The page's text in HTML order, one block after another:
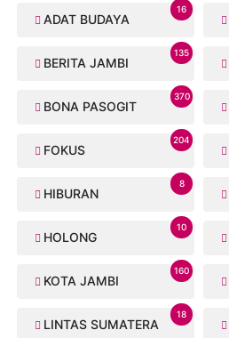
ADAT BUDAYA
16
BERITA JAMBI
135
BONA PASOGIT
370
FOKUS
204
HIBURAN
8
HOLONG
10
KOTA JAMBI
160
LINTAS SUMATERA
18